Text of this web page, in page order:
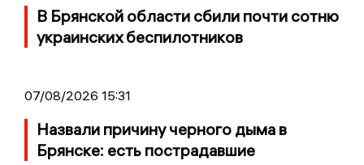
В Брянской области сбили почти сотню
украинских беспилотников
07/08/2026 15:31
Назвали причину черного дыма в
Брянске: есть пострадавшие